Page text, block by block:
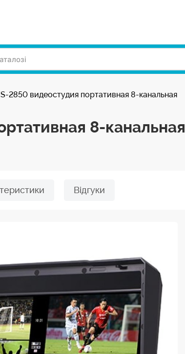
2850 видеостудия портативная 8-канальная
8-канальная
Відгуки